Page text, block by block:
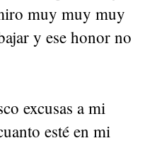
muy muy muy
y ese honor no
excusas a mi
esté en mi